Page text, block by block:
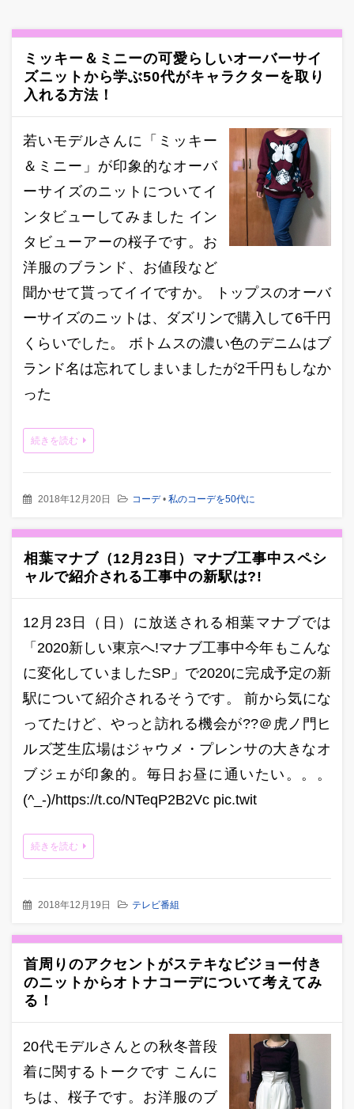
ミッキー＆ミニーの可愛らしいオーバーサイ
ズニットから学ぶ50代がキャラクターを取り
入れる方法！
若いモデルさんに「ミッキー
＆ミニー」が印象的なオーバ
ーサイズのニットについてイ
ンタビューしてみました イン
タビューアーの桜子です。お
洋服のブランド、お値段など
聞かせて貰ってイイですか。 トップスのオーバ
ーサイズのニットは、ダズリンで購入して6千円
くらいでした。 ボトムスの濃い色のデニムはブ
ランド名は忘れてしまいましたが2千円もしなか
った
続きを読む
2018年12月20日 コーデ• 私のコーデを50代に
相葉マナブ（12月23日）マナブ工事中スペシ
ャルで紹介される工事中の新駅は?!
12月23日（日）に放送される相葉マナブでは
「2020新しい東京へ!マナブ工事中今年もこんな
に変化していましたSP」で2020に完成予定の新
駅について紹介されるそうです。 前から気にな
ってたけど、やっと訪れる機会が??＠虎ノ門ヒ
ルズ芝生広場はジャウメ・プレンサの大きなオ
ブジェが印象的。毎日お昼に通いたい。。。
(^_-)/https://t.co/NTeqP2B2Vc pic.twit
続きを読む
2018年12月19日 テレビ番組
首周りのアクセントがステキなビジョー付き
のニットからオトナコーデについて考えてみ
る！
20代モデルさんとの秋冬普段
着に関するトークです こんに
ちは、桜子です。お洋服のブ